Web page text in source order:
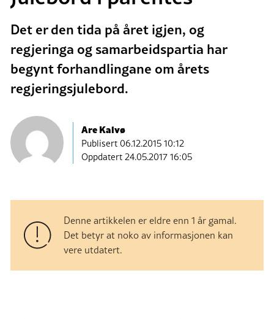
Det er den tida på året igjen, og
regjeringa og samarbeidspartia har
begynt forhandlingane om årets
regjeringsjulebord.
Are Kalvø
Publisert06.12.2015 10:12
Oppdatert 24.05.2017 16:05
Denne artikkelen er eldre enn 1 år gamal.
Det betyr at noko av informasjonen kan
vere utdatert.